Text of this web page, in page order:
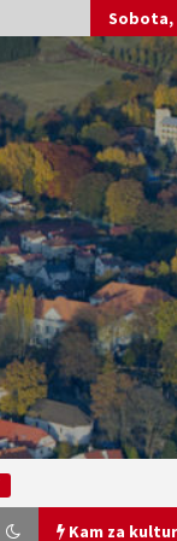
Sobota,
Kam za